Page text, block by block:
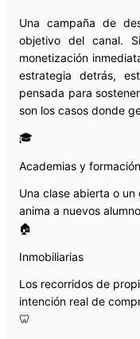
Una campaña de
objetivo del canal.
monetización
estrategia detrás,
pensada para
son los casos donde
🎓
Academias y
Una clase abierta o
anima a nuevos
🏠
Inmobiliarias
Los recorridos de
intención real de
🦷